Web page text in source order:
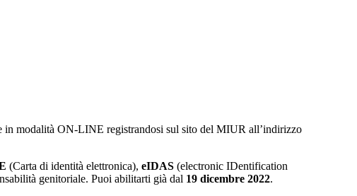
in modalità ON-LINE registrandosi sul sito del MIUR all’indirizzo
(Carta di identità elettronica), eIDAS (electronic IDentification
genitoriale. Puoi abilitarti già dal 19 dicembre 2022.